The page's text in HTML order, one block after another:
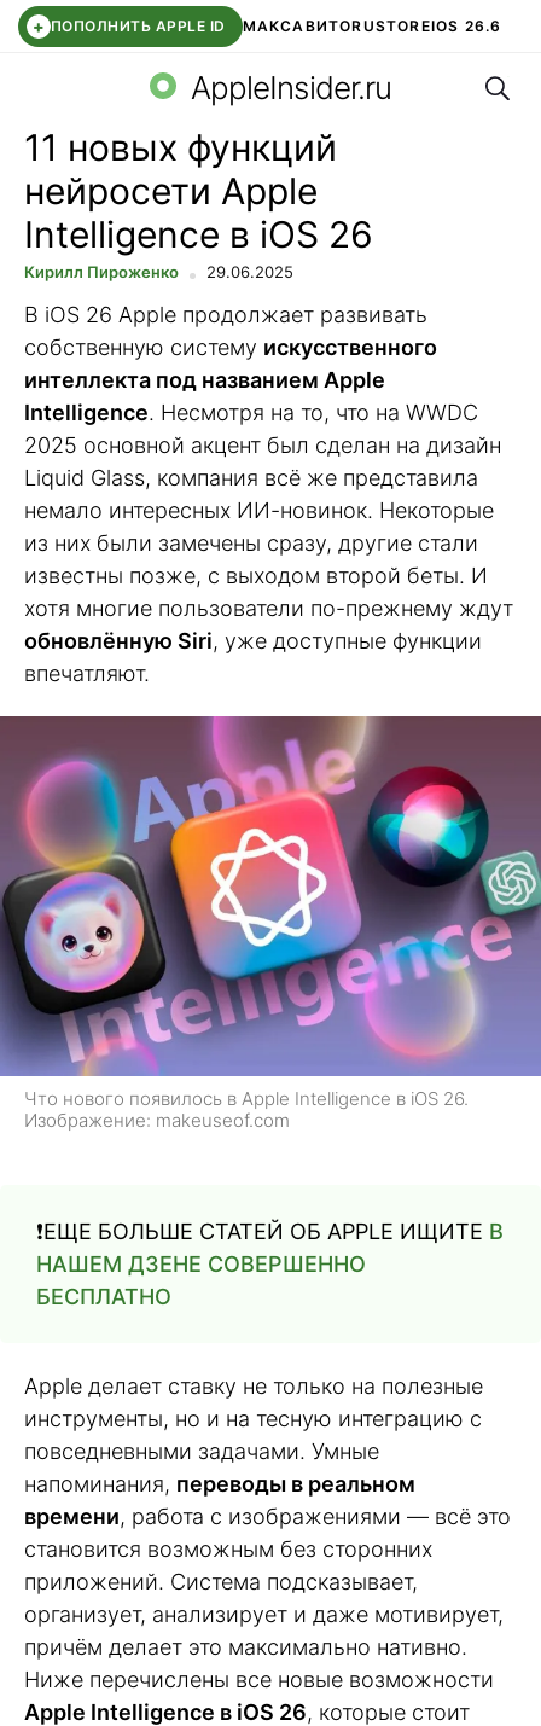
+ ПОПОЛНИТЬ APPLE ID МАКСАВИТОRUSTOREIOS 26.6
СБЕР КИДС ВТБ ОНЛАЙН ЧАТ В ROBLOX
AppleInsider.ru
11 новых функций
нейросети Apple
Intelligence в iOS 26
Кирилл Пироженко 29.06.2025
В iOS 26 Apple продолжает развивать
собственную систему искусственного
интеллекта под названием Apple
Intelligence. Несмотря на то, что на WWDC
2025 основной акцент был сделан на дизайн
Liquid Glass, компания всё же представила
немало интересных ИИ-новинок. Некоторые
из них были замечены сразу, другие стали
известны позже, с выходом второй беты. И
хотя многие пользователи по-прежнему ждут
обновлённую Siri, уже доступные функции
впечатляют.
Что нового появилось в Apple Intelligence в iOS 26.
Изображение: makeuseof.com
❗️ЕЩЕ БОЛЬШЕ СТАТЕЙ ОБ APPLE ИЩИТЕ В
НАШЕМ ДЗЕНЕ СОВЕРШЕННО
БЕСПЛАТНО
Apple делает ставку не только на полезные
инструменты, но и на тесную интеграцию с
повседневными задачами. Умные
напоминания, переводы в реальном
времени, работа с изображениями — всё это
становится возможным без сторонних
приложений. Система подсказывает,
организует, анализирует и даже мотивирует,
причём делает это максимально нативно.
Ниже перечислены все новые возможности
Apple Intelligence в iOS 26, которые стоит